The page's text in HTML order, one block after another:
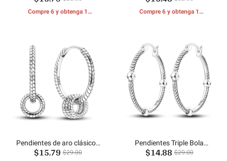
Compre 6 y obtenga 1
Compre 6 y obtenga 1
Pendientes de aro clásicos
con serpiente
$15.79 $29.00
Pendientes Triple Bola
Serpiente
$14.88 $29.00